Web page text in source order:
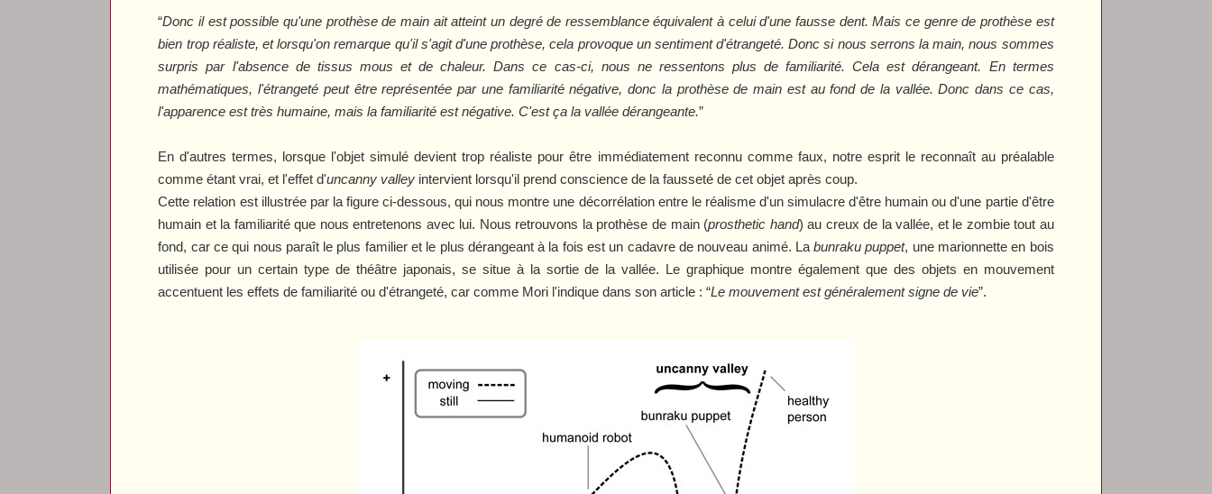
“Donc il est possible qu'une prothèse de main ait atteint un degré de ressemblance équivalent à celui d'une fausse dent. Mais ce genre de prothèse est
bien trop réaliste, et lorsqu'on remarque qu'il s'agit d'une prothèse, cela provoque un sentiment d'étrangeté. Donc si nous serrons la main, nous sommes
surpris par l'absence de tissus mous et de chaleur. Dans ce cas-ci, nous ne ressentons plus de familiarité. Cela est dérangeant. En termes
mathématiques, l'étrangeté peut être représentée par une familiarité négative, donc la prothèse de main est au fond de la vallée. Donc dans ce cas,
l'apparence est très humaine, mais la familiarité est négative. C'est ça la vallée dérangeante.”
En d'autres termes, lorsque l'objet simulé devient trop réaliste pour être immédiatement reconnu comme faux, notre esprit le reconnaît au préalable
comme étant vrai, et l'effet d'uncanny valley intervient lorsqu'il prend conscience de la fausseté de cet objet après coup.
Cette relation est illustrée par la figure ci-dessous, qui nous montre une décorrélation entre le réalisme d'un simulacre d'être humain ou d'une partie d'être
humain et la familiarité que nous entretenons avec lui. Nous retrouvons la prothèse de main (prosthetic hand) au creux de la vallée, et le zombie tout au
fond, car ce qui nous paraît le plus familier et le plus dérangeant à la fois est un cadavre de nouveau animé. Labunraku puppet, une marionnette en bois
utilisée pour un certain type de théâtre japonais, se situe à la sortie de la vallée. Le graphique montre également que des objets en mouvement
accentuent les effets de familiarité ou d'étrangeté, car comme Mori l'indique dans son article : “Le mouvement est généralement signe de vie”.